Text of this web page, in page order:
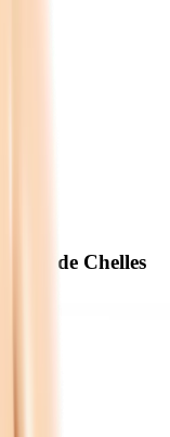
près de Chelles